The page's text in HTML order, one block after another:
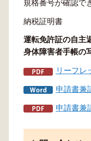
規格番号が確認で
納税証明書
運転免許証の自主
身体障害者手帳の
リーフレ
申請書兼
申請書兼